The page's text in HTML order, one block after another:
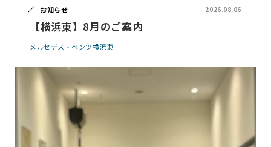
お知らせ 2026.08.06
【横浜東】8月のご案内
メルセデス・ベンツ横浜東